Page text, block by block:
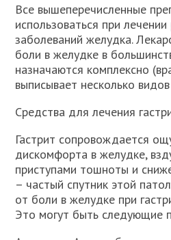
Все вышеперечисленные
использоваться при
заболеваний желудка.
боли в желудке в
назначаются комплексно
выписывает несколько
Средства для лечения
Гастрит сопровождается
дискомфорта в желудке,
приступами тошноты и
– частый спутник этой
от боли в желудке при
Это могут быть следующие